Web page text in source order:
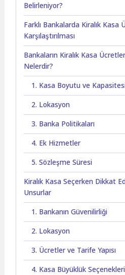
Belirleniyor?
Farklı Bankalarda Kiralık Kasa
Karşılaştırılması
Bankaların Kiralık Kasa
Nelerdir?
1. Kasa Boyutu ve
2. Lokasyon
3. Banka Politikaları
4. Ek Hizmetler
5. Sözleşme Süresi
Kiralık Kasa Seçerken Dikkat
Unsurlar
1. Bankanın Güvenilirliği
2. Lokasyon
3. Ücretler ve Tarife Yapısı
4. Kasa Büyüklük Seçenekleri